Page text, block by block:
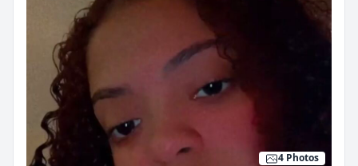
4 Photos